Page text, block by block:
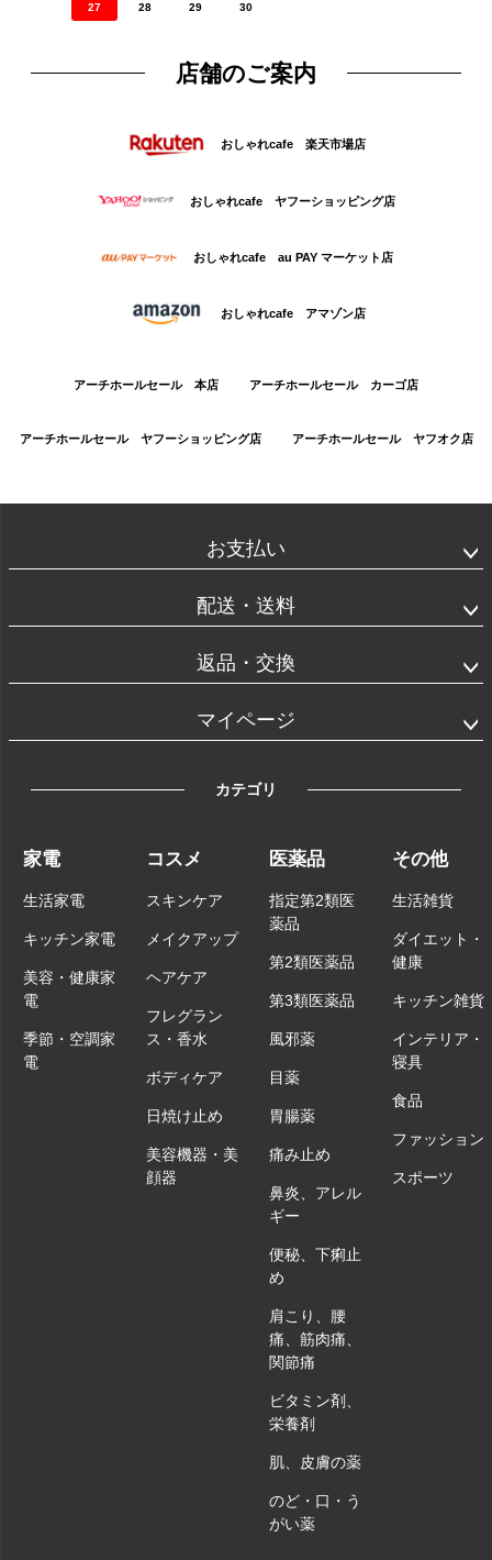
27 28 29 30
店舗のご案内
おしゃれcafe 楽天市場店
おしゃれcafe ヤフーショッピング店
おしゃれcafe au PAY マーケット店
おしゃれcafe アマゾン店
アーチホールセール 本店 アーチホールセール カーゴ店
アーチホールセール ヤフーショッピング店 アーチホールセール ヤフオク店
お支払い
配送・送料
返品・交換
マイページ
カテゴリ
家電
生活家電
キッチン家電
美容・健康家
電
季節・空調家
電
コスメ
スキンケア
メイクアップ
ヘアケア
フレグラン
ス・香水
ボディケア
日焼け止め
美容機器・美
顔器
医薬品
指定第2類医
薬品
第2類医薬品
第3類医薬品
風邪薬
目薬
胃腸薬
痛み止め
鼻炎、アレル
ギー
便秘、下痢止
め
肩こり、腰
痛、筋肉痛、
関節痛
ビタミン剤、
栄養剤
肌、皮膚の薬
のど・口・う
がい薬
その他
生活雑貨
ダイエット・
健康
キッチン雑貨
インテリア・
寝具
食品
ファッション
スポーツ